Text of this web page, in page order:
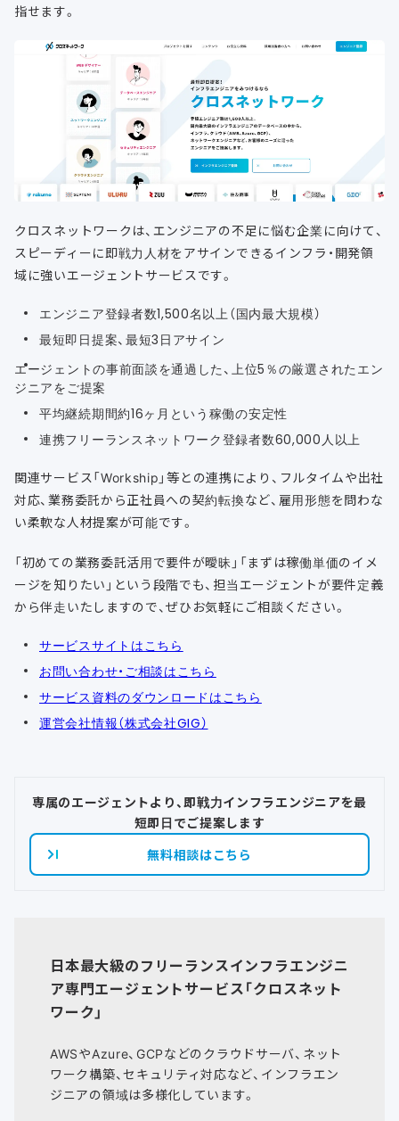
指せます。
クロスネットワークは、エンジニアの不足に悩む企業に向けて、
スピーディーに即戦力人材をアサインできるインフラ・開発領
域に強いエージェントサービスです。
エンジニア登録者数1,500名以上（国内最大規模）
最短即日提案、最短3日アサイン
エージェントの事前面談を通過した、上位5％の厳選されたエン
ジニアをご提案
平均継続期間約16ヶ月という稼働の安定性
連携フリーランスネットワーク登録者数60,000人以上
関連サービス「Workship」等との連携により、フルタイムや出社
対応、業務委託から正社員への契約転換など、雇用形態を問わな
い柔軟な人材提案が可能です。
「初めての業務委託活用で要件が曖昧」「まずは稼働単価のイメ
ージを知りたい」という段階でも、担当エージェントが要件定義
から伴走いたしますので、ぜひお気軽にご相談ください。
サービスサイトはこちら
お問い合わせ・ご相談はこちら
サービス資料のダウンロードはこちら
運営会社情報（株式会社GIG）
専属のエージェントより、即戦力インフラエンジニアを最
短即日でご提案します
無料相談はこちら
日本最大級のフリーランスインフラエンジニ
ア専門エージェントサービス「クロスネット
ワーク」
AWSやAzure、GCPなどのクラウドサーバ、ネット
ワーク構築、セキュリティ対応など、インフラエン
ジニアの領域は多様化しています。